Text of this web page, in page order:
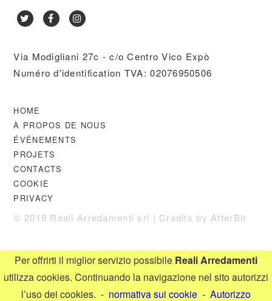
HOME
À PROPOS DE NOUS
ÉVÉNEMENTS
PROJETS
CONTACTS
COOKIE
PRIVACY
© 2018 Reali Arredamenti srl | Credits byAfterBit
Via Modigliani 27c - c/o Centro Vico Expò
Numéro d'identification TVA: 02076950506
Per offrirti il miglior servizio possibile Reali Arredamenti
utilizza cookies. Continuando la navigazione nel sito autorizzi
l’uso dei cookies. - normativa sui cookie - Autorizzo